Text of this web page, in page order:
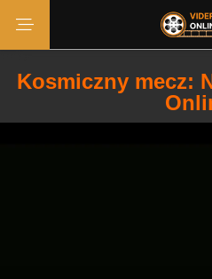
Kosmiczny mecz: